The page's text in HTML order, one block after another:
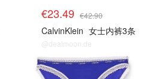
€23.49 €42.90
CalvinKlein 女士内裤3条
@dealmoon.de